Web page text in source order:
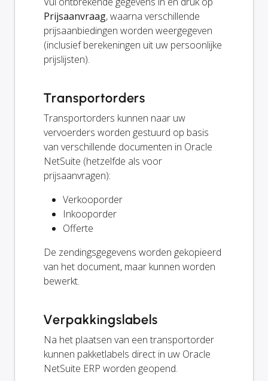
Prijsaanvraag, waarna verschillende
prijsaanbiedingen worden weergegeven
(inclusief berekeningen uit uw persoonlijke
prijslijsten).
Transportorders
Transportorders kunnen naar uw
vervoerders worden gestuurd op basis
van verschillende documenten in Oracle
NetSuite (hetzelfde als voor
prijsaanvragen):
Verkooporder
Inkooporder
Offerte
De zendingsgegevens worden gekopieerd
van het document, maar kunnen worden
bewerkt.
Verpakkingslabels
Na het plaatsen van een transportorder
kunnen pakketlabels direct in uw Oracle
NetSuite ERP worden geopend.